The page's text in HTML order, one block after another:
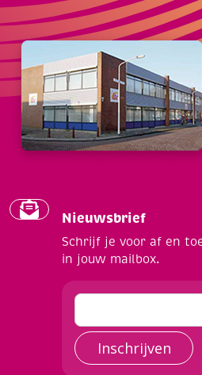
Nieuwsbrief
Schrijf je voor af en
in jouw mailbox.
Inschrijven